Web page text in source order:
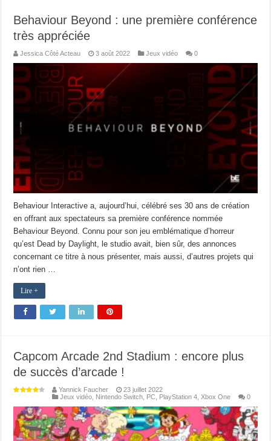
Behaviour Beyond : une première conférence
très appréciée
Jessica Côté Acteau 3 août 2022 Jeux vidéo 0
Behaviour Interactive a, aujourd’hui, célébré ses 30 ans de création
en offrant aux spectateurs sa première conférence nommée
Behaviour Beyond. Connu pour son jeu emblématique d’horreur
qu’est Dead by Daylight, le studio avait, bien sûr, des annonces
concernant ce titre à nous présenter, mais aussi, d’autres projets qui
n’ont rien …
Lire +
Capcom Arcade 2nd Stadium : encore plus
de succès d’arcade !
Yannick Faucher
23 juillet 2022
Jeux vidéo Nintendo Switch PC PlayStation 4 ,Xbox One 0